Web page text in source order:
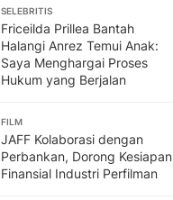
SELEBRITIS
Friceilda Prillea Bantah
Halangi Anrez Temui Anak:
Saya Menghargai Proses
Hukum yang Berjalan
FILM
JAFF Kolaborasi dengan
Perbankan, Dorong Kesiapan
Finansial Industri Perfilman